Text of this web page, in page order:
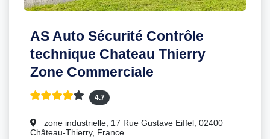
AS Auto Sécurité Contrôle
technique Chateau Thierry
Zone Commerciale
4.7
zone industrielle, 17 Rue Gustave Eiffel, 02400
Château-Thierry, France